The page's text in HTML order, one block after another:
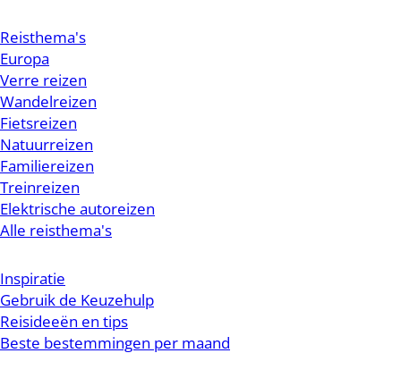
Reisthema's
Europa
Verre reizen
Wandelreizen
Fietsreizen
Natuurreizen
Familiereizen
Treinreizen
Elektrische autoreizen
Alle reisthema's
Inspiratie
Gebruik de Keuzehulp
Reisideeën en tips
Beste bestemmingen per maand